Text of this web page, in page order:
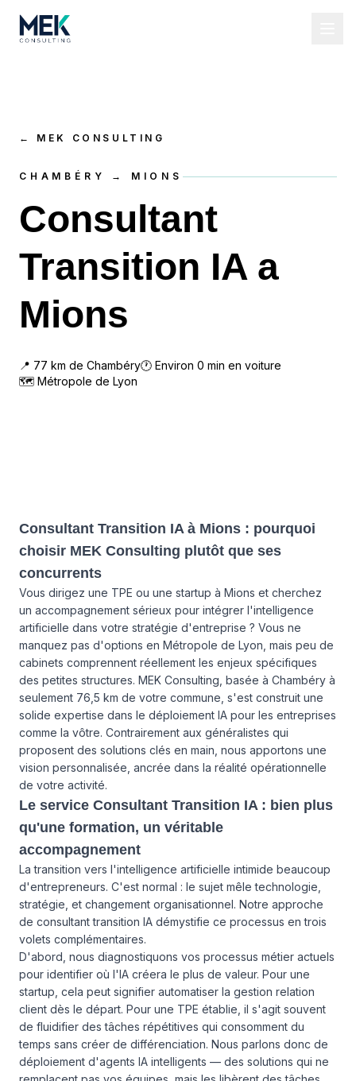
← MEK CONSULTING
CHAMBÉRY → MIONS
Consultant
Transition IA a
Mions
📍 77 km de Chambéry🕐 Environ 0 min en voiture
🗺 Métropole de Lyon
Consultant Transition IA à Mions : pourquoi
choisir MEK Consulting plutôt que ses
concurrents
Vous dirigez une TPE ou une startup à Mions et cherchez
un accompagnement sérieux pour intégrer l'intelligence
artificielle dans votre stratégie d'entreprise ? Vous ne
manquez pas d'options en Métropole de Lyon, mais peu de
cabinets comprennent réellement les enjeux spécifiques
des petites structures. MEK Consulting, basée à Chambéry à
seulement 76,5 km de votre commune, s'est construit une
solide expertise dans le déploiement IA pour les entreprises
comme la vôtre. Contrairement aux généralistes qui
proposent des solutions clés en main, nous apportons une
vision personnalisée, ancrée dans la réalité opérationnelle
de votre activité.
Le service Consultant Transition IA : bien plus
qu'une formation, un véritable
accompagnement
La transition vers l'intelligence artificielle intimide beaucoup
d'entrepreneurs. C'est normal : le sujet mêle technologie,
stratégie, et changement organisationnel. Notre approche
de consultant transition IA démystifie ce processus en trois
volets complémentaires.
D'abord, nous diagnostiquons vos processus métier actuels
pour identifier où l'IA créera le plus de valeur. Pour une
startup, cela peut signifier automatiser la gestion relation
client dès le départ. Pour une TPE établie, il s'agit souvent
de fluidifier des tâches répétitives qui consomment du
temps sans créer de différenciation. Nous parlons donc de
déploiement d'agents IA intelligents — des solutions qui ne